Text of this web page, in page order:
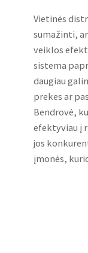
Vietinės
sumažinti,
veiklos
sistema
daugiau
prekes ar
Bendrovė,
efektyviau į
jos
įmonės,